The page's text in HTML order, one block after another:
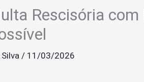
Rescisória com
/ 11/03/2026